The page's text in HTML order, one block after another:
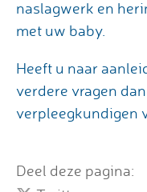
naslagwerk en
met uw baby.
Heeft u naar
verdere vragen
verpleegkundigen
Deel deze pagina: